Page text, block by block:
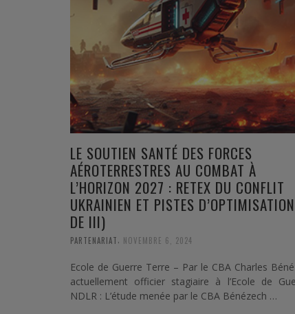
LE SOUTIEN SANTÉ DES FORCES
AÉROTERRESTRES AU COMBAT À
L’HORIZON 2027 : RETEX DU CONFLIT
UKRAINIEN ET PISTES
DE III)
PARTENARIAT NOVEMBRE 6, 2024
Ecole de Guerre Terre – Par le CBA Charles
actuellement officier stagiaire à l’Ecole de
NDLR : L’étude menée par le CBA Bénézech …